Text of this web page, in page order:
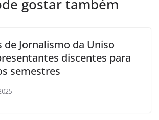
gostar também
de Jornalismo da Uniso
discentes para
semestres